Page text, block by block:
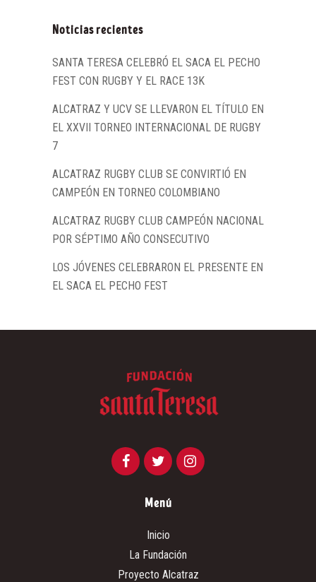
Noticias recientes
SANTA TERESA CELEBRÓ EL SACA EL PECHO
FEST CON RUGBY Y EL RACE 13K
ALCATRAZ Y UCV SE LLEVARON EL TÍTULO EN
EL XXVII TORNEO INTERNACIONAL DE RUGBY
7
ALCATRAZ RUGBY CLUB SE CONVIRTIÓ EN
CAMPEÓN EN TORNEO COLOMBIANO
ALCATRAZ RUGBY CLUB CAMPEÓN NACIONAL
POR SÉPTIMO AÑO CONSECUTIVO
LOS JÓVENES CELEBRARON EL PRESENTE EN
EL SACA EL PECHO FEST
Menú
Inicio
La Fundación
Proyecto Alcatraz